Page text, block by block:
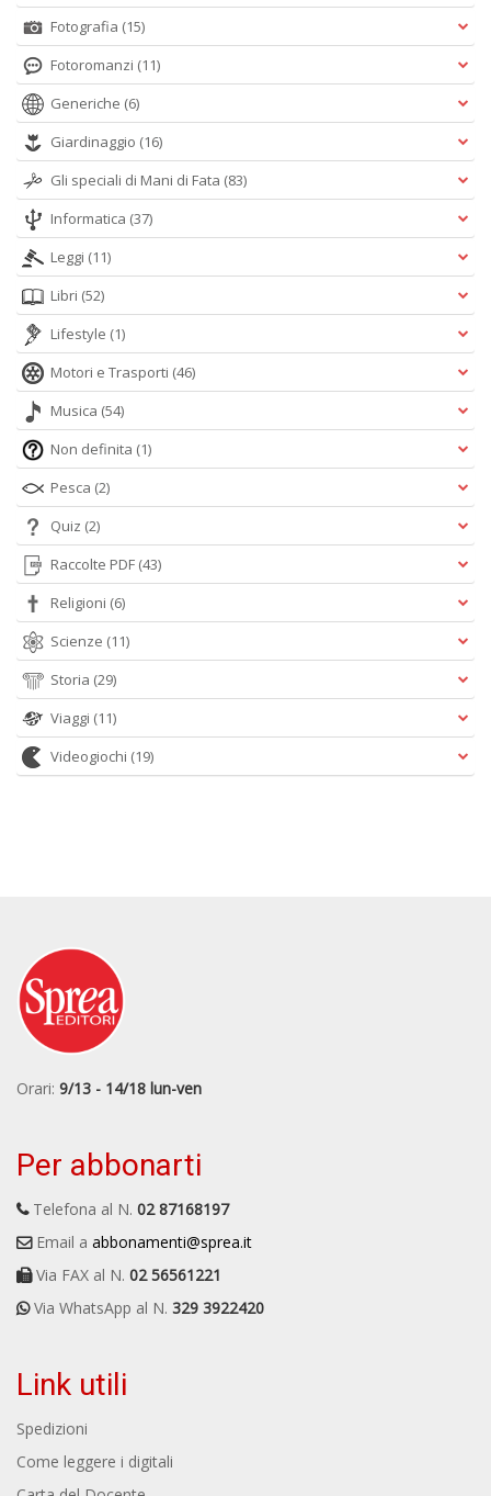
Fotografia (15)
Fotoromanzi (11)
Generiche (6)
Giardinaggio (16)
Gli speciali di Mani di Fata (83)
Informatica (37)
Leggi (11)
Libri (52)
Lifestyle (1)
Motori e Trasporti (46)
Musica (54)
Non definita (1)
Pesca (2)
Quiz (2)
Raccolte PDF (43)
Religioni (6)
Scienze (11)
Storia (29)
Viaggi (11)
Videogiochi (19)
Orari: 9/13 - 14/18 lun-ven
Per abbonarti
Telefona al N. 02 87168197
Email a abbonamenti@sprea.it
Via FAX al N. 02 56561221
Via WhatsApp al N. 329 3922420
Link utili
Spedizioni
Come leggere i digitali